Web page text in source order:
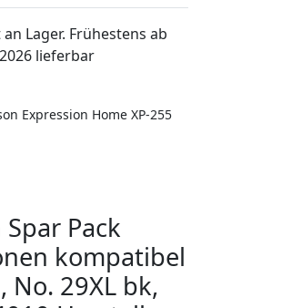
Lager. Frühestens ab
lieferbar
Expression Home XP-255
Spar Pack
kompatibel
No. 29XL bk,